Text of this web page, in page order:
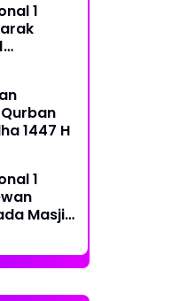
1
1447 H
1
Masjid